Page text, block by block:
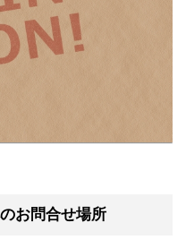
お問合せ場所